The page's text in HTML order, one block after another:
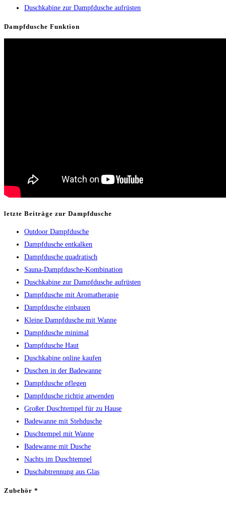
Duschkabine zur Dampfdusche aufrüsten
Dampfdusche Funktion
letzte Beiträge zur Dampfdusche
Outdoor Dampfdusche
Dampfdusche entkalken
Dampfdusche quadratisch
Sauna-Dampfdusche-Kombination
Duschkabine zur Dampfdusche aufrüsten
Dampfdusche mit Aromatherapie
Dampfdusche einbauen
Kleine Dampfdusche mit Wanne
Dampfdusche minimal
Dampfdusche Haut
Duschkabine online kaufen
Duschen in der Badewanne
Dampfdusche pflegen
Dampfdusche richtig anwenden
Großer Duschtempel für zu Hause
Badewanne mit Stehdusche
Duschtempel mit Wanne
Badewanne mit Dusche
Nachts im Duschtempel
Duschabtrennung aus Glas
Zubehör *